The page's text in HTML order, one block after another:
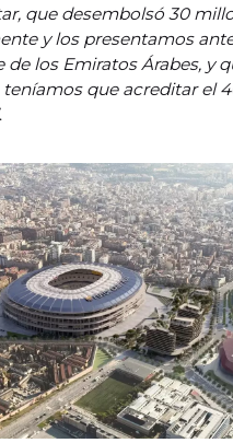
que desembolsó 30
y los presentamos
de los Emiratos Árabes, y
que acreditar el
.